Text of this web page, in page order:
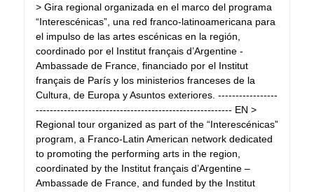
> Gira regional organizada en el marco del programa
“Interescénicas”, una red franco-latinoamericana para
el impulso de las artes escénicas en la región,
coordinado por el Institut français d’Argentine -
Ambassade de France, financiado por el Institut
français de París y los ministerios franceses de la
Cultura, de Europa y Asuntos exteriores. -----------------
-------------------------------------------------------- EN >
Regional tour organized as part of the “Interescénicas”
program, a Franco-Latin American network dedicated
to promoting the performing arts in the region,
coordinated by the Institut français d’Argentine –
Ambassade de France, and funded by the Institut